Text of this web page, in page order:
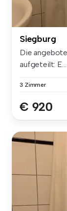
Siegburg
Die
aufgeteilt: E...
3 Zimmer
€ 920